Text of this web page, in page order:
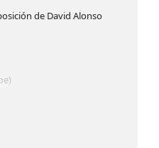
de David Alonso